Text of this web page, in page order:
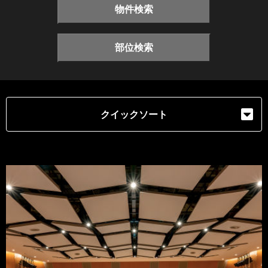
物件検索
部位検索
クイックソート